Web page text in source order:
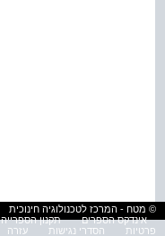
© מטח - המרכז לטכנולוגיה חינוכית
אינדקס הספרים
תקנון הספרייה
פרטיות
הסדרי נגישות עזרה